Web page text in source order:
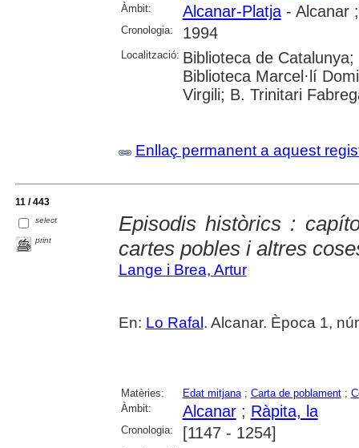
Àmbit: Alcanar-Platja- Alcanar
Cronologia: 1994
Localització: Biblioteca de
Biblioteca Marcel·lí
Virgili; B. Trinitari
Enllaç permanent a aquest
11 / 443
select
print
Episodis històrics :
cartes pobles i altres
Lange i Brea, Artur
En: Lo Rafal . Alcanar. Època 1,
Matèries: Edat mitjana; Carta de poblament;
Àmbit:
Alcanar; Ràpita, la
Cronologia: [1147 - 1254]